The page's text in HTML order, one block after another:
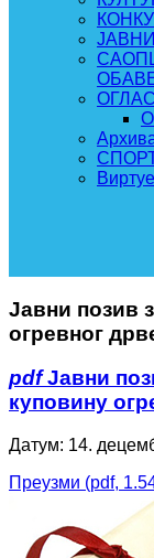
Јавни позив
огревног
pdf Јавни
куповину
Датум: 14.
Преузми (pdf,